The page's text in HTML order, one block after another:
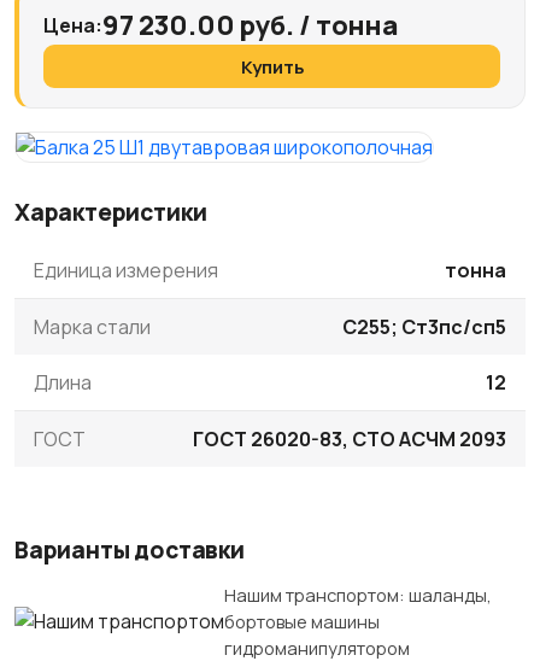
Цена:97 230.00 руб. / тонна
Купить
Характеристики
Единица измерения тонна
Марка стали С255; Ст3пс/сп5
Длина 12
ГОСТ ГОСТ 26020-83, СТО АСЧМ 2093
Варианты доставки
Нашим транспортом: шаланды,
бортовые машины
гидроманипулятором